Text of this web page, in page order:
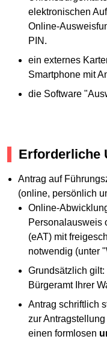
elektronischen
Online-
PIN.
ein externes
Smartphone mit
die Software
Erforderliche
Antrag auf
(online, persönlich
Online-
Personalausweis
(eAT) mit
notwendig (unter
Grundsätzlich
Bürgeramt Ihrer
Antrag schriftlich
zur
einen formlosen